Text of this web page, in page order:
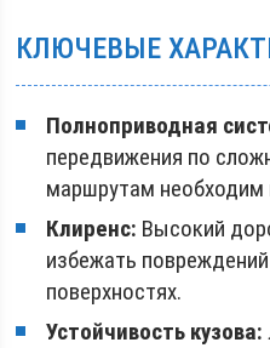
КЛЮЧЕВЫЕ
Полноприводная
передвижения по
маршрутам необходим
Клиренс: Высокий
избежать
поверхностях.
Устойчивость кузова: